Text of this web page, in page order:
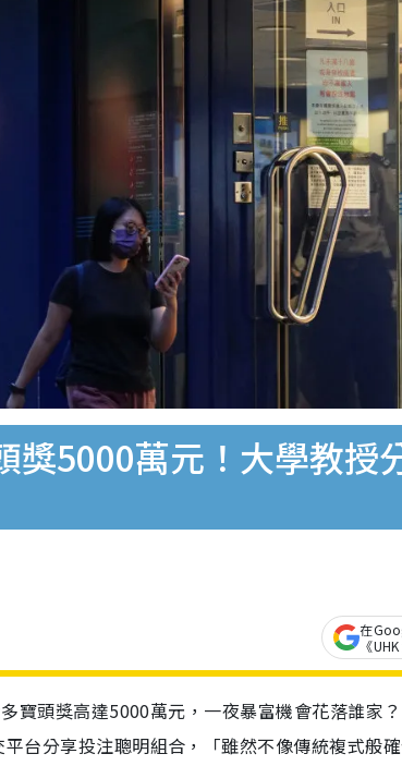
獎5000萬元！大學教
在
《
寶頭獎高達5000萬元，一夜暴富機會花落誰家
台分享投注聰明組合，「雖然不像傳統複式般